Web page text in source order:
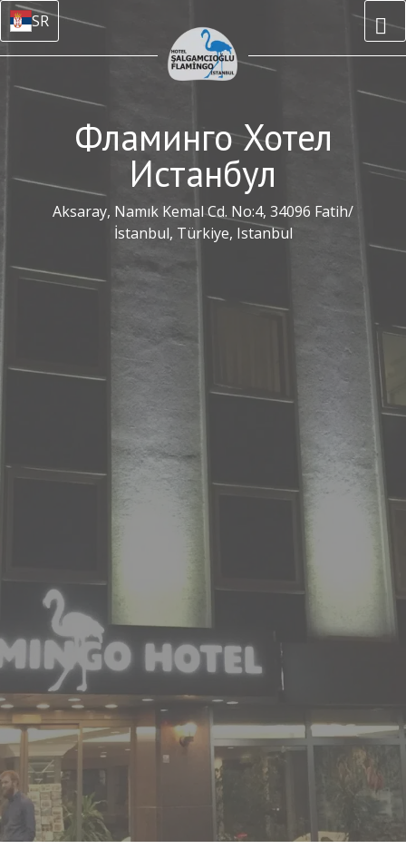
SR
Фламинго Хотел
Истанбул
Aksaray, Namık Kemal Cd. No:4, 34096 Fatih/
İstanbul, Türkiye, Istanbul